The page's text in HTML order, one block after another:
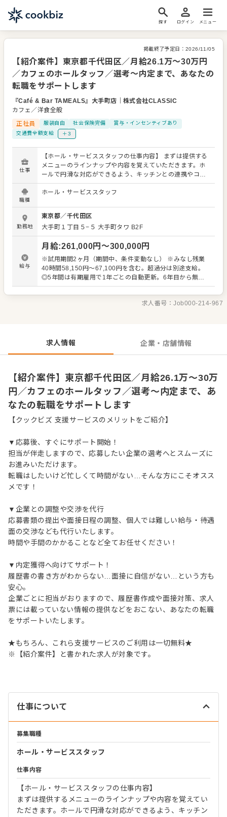
探す ログイン メニュー
掲載終了予定日： 2026/11/05
【紹介案件】東京都千代田区／月給26.1万～30万円
／カフェのホールタッフ／選考～内定まで、あなたの
転職をサポートします
『Café & Bar TAMEALS』大手町店 ｜株式会社CLASSIC
カフェ／洋食全般
正社員
服装自由 社会保険完備
賞与・インセンティブあり
交通費全額支給
＋3
仕事
【ホール・サービススタッフの仕事内容】 まずは提供する
メニューのラインナップや内容を覚えていただきます。ホ
ールで円滑な対応ができるよう、キッチンとの連携やコミ
ュニケーションも大切にしてください。 お店の顔として、
お客さまから直接感謝の言葉をいただいたり、改善要求な
ーに共有しながら、よりよいお店づくりを心がけてくださ
い。オペレーション改善などのアイデアも大歓迎です。
【具体的には…】 ・お席へのご案内、オーダーテイク、レ
ジ対応など接客全般 ・ドリンク作り、提供 ・テーブルの片
づけ、清掃 ・予約管理、電話対応 など 入社後はスキルに
合わせた業務からお任せしますので、徐々に仕事の幅を広
げていきましょう。成長をしっかりサポートしますので、
経験に関わらず安心してスタートできる環境です。 ゆくゆ
職種
ホール・サービススタッフ
勤務地
東京都／千代田区
大手町１丁目５−５ 大手町タワ B2F
給与
月給:261,000円〜300,000円
※試用期間2ヶ月（期間中、条件変動なし） ※みなし残業
40時間58,150円～67,100円を含む。超過分は別途支給。
◎5年間は有期雇用で1年ごとの自動更新。6年目から無期
雇用となります。
求人番号：Job000-214-967
求人情報 企業・店舗情報
【紹介案件】東京都千代田区／月給26.1万～30万
円／カフェのホールタッフ／選考～内定まで、あ
なたの転職をサポートします
【クックビズ 支援サービスのメリットをご紹介】
▼応募後、すぐにサポート開始！
担当が伴走しますので、応募したい企業の選考へとスムーズに
お進みいただけます。
転職はしたいけど忙しくて時間がない…そんな方にこそオスス
メです！
▼企業との調整や交渉を代行
応募書類の提出や面接日程の調整、個人では難しい給与・待遇
面の交渉なども代行いたします。
時間や手間のかかることなど全てお任せください！
▼内定獲得へ向けてサポート！
履歴書の書き方がわからない…面接に自信がない…という方も
安心。
企業ごとに担当がおりますので、履歴書作成や面接対策、求人
票には載っていない情報の提供などをおこない、あなたの転職
をサポートいたします。
★もちろん、これら支援サービスのご利用は一切無料★
※【紹介案件】と書かれた求人が対象です。
仕事について
募集職種
ホール・サービススタッフ
仕事内容
【ホール・サービススタッフの仕事内容】
まずは提供するメニューのラインナップや内容を覚えてい
ただきます。ホールで円滑な対応ができるよう、キッチン